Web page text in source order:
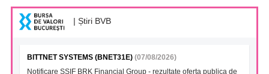
| Știri BVB
BITTNET SYSTEMS (BNET31E) (07/08/2026)
Notificare SSIF BRK Financial Group - rezultate oferta publica de